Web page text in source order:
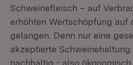
Schweinefleisch – auf
erhöhten Wertschöpfung auf
gelangen. Denn nur eine
akzeptierte Schweinehaltung
nachhaltig - also ökonomisch